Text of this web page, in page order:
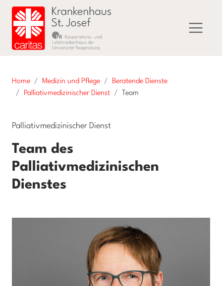
Home Medizin und Pflege
Beratende Dienste
Palliativmedizinischer Dienst
Team
Palliativmedizinischer Dienst
Team des
Palliativmedizinischen
Dienstes